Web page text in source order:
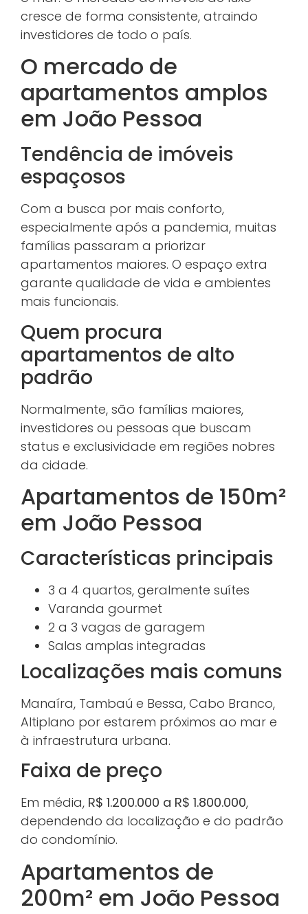
cresce de forma consistente, atraindo
investidores de todo o país.
O mercado de
apartamentos amplos
em João Pessoa
Tendência de imóveis
espaçosos
Com a busca por mais conforto,
especialmente após a pandemia, muitas
famílias passaram a priorizar
apartamentos maiores. O espaço extra
garante qualidade de vida e ambientes
mais funcionais.
Quem procura
apartamentos de alto
padrão
Normalmente, são famílias maiores,
investidores ou pessoas que buscam
status e exclusividade em regiões nobres
da cidade.
Apartamentos de 150m²
em João Pessoa
Características principais
3 a 4 quartos, geralmente suítes
Varanda gourmet
2 a 3 vagas de garagem
Salas amplas integradas
Localizações mais comuns
Manaíra, Tambaú e Bessa, Cabo Branco,
Altiplano por estarem próximos ao mar e
à infraestrutura urbana.
Faixa de preço
Em média, R$ 1.200.000 a R$ 1.800.000,
dependendo da localização e do padrão
do condomínio.
Apartamentos de
200m² em João Pessoa